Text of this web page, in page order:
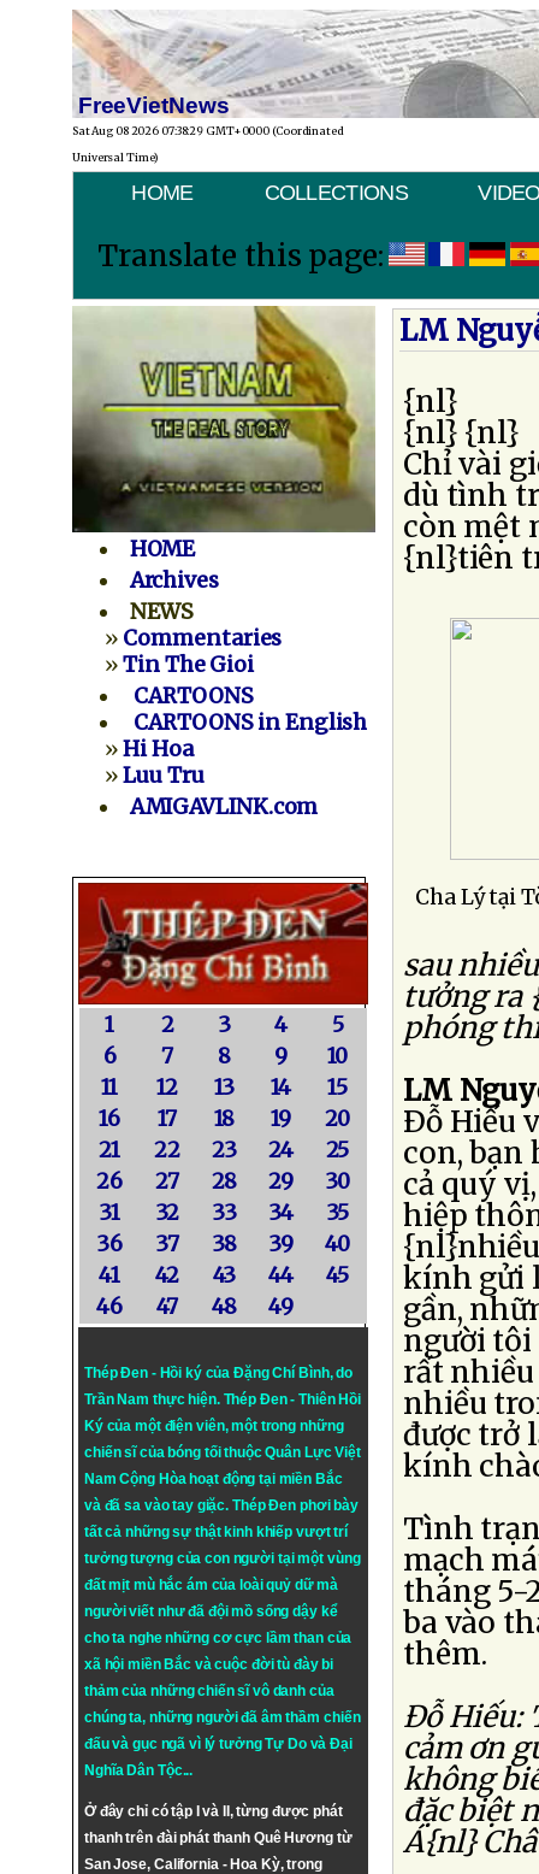
FreeVietNews
Sat Aug 08 2026 07:38:29 GMT+0000 (Coordinated
Universal Time)
HOME COLLECTIONS
Translate this page:
HOME
Archives
NEWS
» Commentaries
»Tin The Gioi
CARTOONS
CARTOONS in English
»Hi Hoa
»Luu Tru
AMIGAVLINK.com
1 2 3 4
5
6
7 8 9
10
11
12 13 14
15
16
17 18 19
20
21
22 23 24
25
26
27 28 29
30
31
32 33 34
35
36
37 38 39
40
41
42 43 44
45
46
47 48 49
Thép Đen - Hồi ký của Đặng Chí Bình, do
Trần Nam thực hiện. Thép Đen- Thiên Hồi
Ký của một điện viên, một trong những
chiến sĩ của bóng tối thuộc Quân Lực Việt
Nam Cộng Hòa hoạt động tại miền Bắc
và đã sa vào tay giặc. Thép Đen phơi bày
tất cả những sự thật kinh khiếp vượt trí
tưởng tượng của con người tại một vùng
đất mịt mù hắc ám của loài quỷ dữ mà
người viết như đã đội mồ sống dậy kể
cho ta nghe những cơ cực lầm than của
xã hội miền Bắc và cuộc đời tù đày bi
thảm của những chiến sĩ vô danh của
chúng ta, những người đã âm thầm chiến
đấu và gục ngã vì lý tưởngTự DovàĐại
Nghĩa Dân Tộc...
Ở đây chỉ có tập I và II, từng được phát
thanh trên đài phát thanh Quê Hương từ
San Jose, California - Hoa Kỳ, trong
LM
{nl}
{nl} {nl}
Chỉ vài
dù tình
còn mệt
{nl}tiên
Cha Lý tại
sau
tưởng ra
phóng
LM
Ðỗ Hiếu
con, bạn
cả quý
hiệp
kính gửi
gần,
người tôi
rất
nhiều
được trở
kính
Tình
mạch
tháng 5-
ba vào
thêm.
Ðỗ Hiếu:
cảm ơn
không
đặc biệt
Á{nl}